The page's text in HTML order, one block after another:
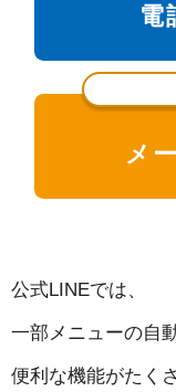
電
メ
公式LINEでは、
一部メニューの自
便利な機能がたく